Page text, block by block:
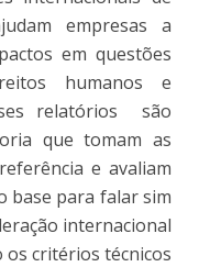
empresas a
em questões
humanos e
relatórios são
que tomam as
e avaliam
base para falar sim
internacional
os critérios técnicos